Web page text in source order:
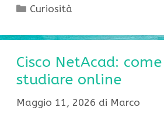
Categorie
Curiosità
Cisco NetAcad:
studiare online
Maggio 11, 2026 di Marco